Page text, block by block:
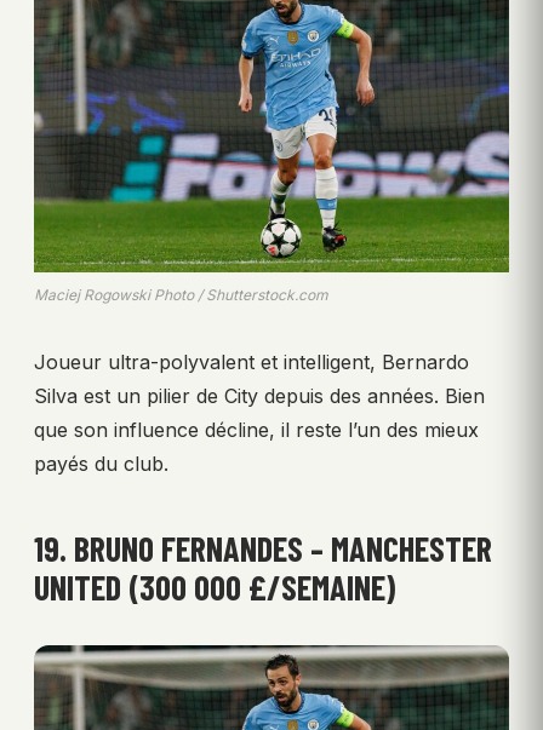
Maciej Rogowski Photo / Shutterstock.com
Joueur ultra-polyvalent et intelligent, Bernardo
Silva est un pilier de City depuis des années. Bien
que son influence décline, il reste l’un des mieux
payés du club.
19. BRUNO FERNANDES – MANCHESTER
UNITED (300 000 £/SEMAINE)